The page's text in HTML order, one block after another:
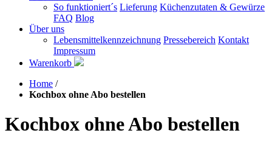
So funktioniert´s Lieferung Küchenzutaten & Gewürze
FAQ Blog
Über uns
Lebensmittelkennzeichnung Pressebereich Kontakt
Impressum
Warenkorb
Home /
Kochbox ohne Abo bestellen
Kochbox ohne Abo bestellen